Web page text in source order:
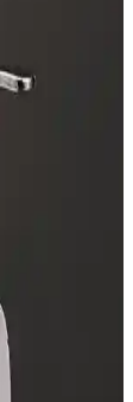
ve
robotları,
çözümler
az butonlu
kolaylığı ve